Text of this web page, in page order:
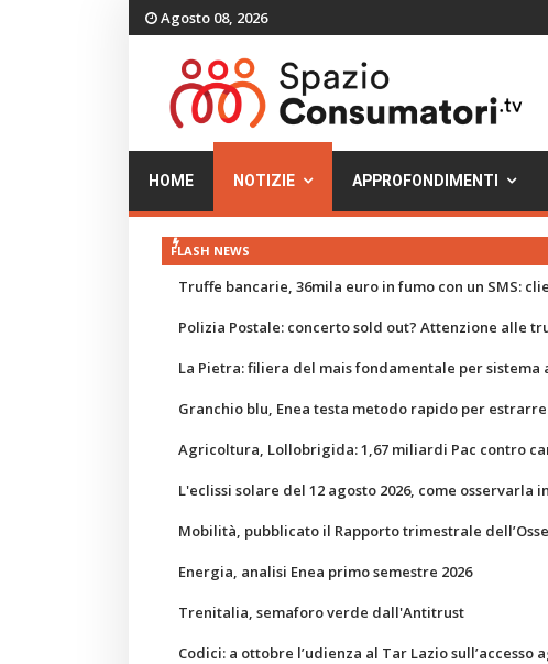
Agosto 08, 2026
HOME NOTIZIE APPROFONDIMENTI
FLASH NEWS
Truffe bancarie, 36mila euro in fumo con un SMS:
Polizia Postale: concerto sold out? Attenzione alle
La Pietra: filiera del mais fondamentale per
Granchio blu, Enea testa metodo rapido per
Agricoltura, Lollobrigida: 1,67 miliardi Pac contro
L'eclissi solare del 12 agosto 2026, come osservarla
Mobilità, pubblicato il Rapporto trimestrale
Energia, analisi Enea primo semestre 2026
Trenitalia, semaforo verde dall'Antitrust
Codici: a ottobre l’udienza al Tar Lazio